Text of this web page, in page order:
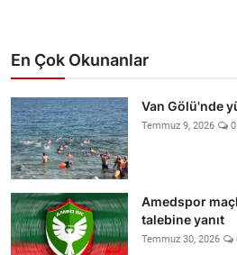
En Çok Okunanlar
Van Gölü'nde
Temmuz 9, 2026 0
Amedspor
talebine yanıt
Temmuz 30, 2026